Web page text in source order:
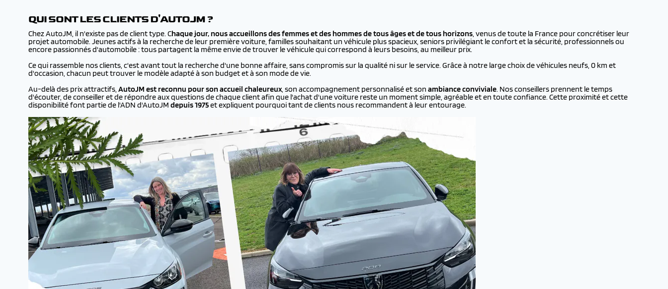
QUI SONT LES CLIENTS D'AUTOJM ?
Chez AutoJM, il n'existe pas de client type. Chaque jour, nous accueillons des femmes et des hommes de tous âges et de tous horizons, venus de toute la France pour concrétiser leur
projet automobile. Jeunes actifs à la recherche de leur première voiture, familles souhaitant un véhicule plus spacieux, seniors privilégiant le confort et la sécurité, professionnels ou
encore passionnés d'automobile : tous partagent la même envie de trouver le véhicule qui correspond à leurs besoins, au meilleur prix.
Ce qui rassemble nos clients, c'est avant tout la recherche d'une bonne affaire, sans compromis sur la qualité ni sur le service. Grâce à notre large choix de véhicules neufs, 0 km et
d'occasion, chacun peut trouver le modèle adapté à son budget et à son mode de vie.
Au-delà des prix attractifs, AutoJM est reconnu pour son accueil chaleureux, son accompagnement personnalisé et son ambiance conviviale. Nos conseillers prennent le temps
d'écouter, de conseiller et de répondre aux questions de chaque client afin que l'achat d'une voiture reste un moment simple, agréable et en toute confiance. Cette proximité et cette
disponibilité font partie de l'ADN d'AutoJM depuis 1975et expliquent pourquoi tant de clients nous recommandent à leur entourage.